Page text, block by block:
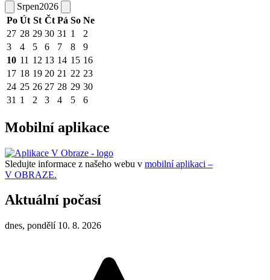
Srpen2026
Po Út St Čt Pá So Ne
27 28 29 30 31 1
2
3
4 5 6 7 8
9
10 11 12 13 14 15 16
17 18 19 20 21 22 23
24 25 26 27 28 29 30
31 1 2 3 4 5 6
Mobilní aplikace
Sledujte informace z našeho webu v mobilní aplikaci –
V OBRAZE.
Aktuální počasí
dnes, pondělí 10. 8. 2026